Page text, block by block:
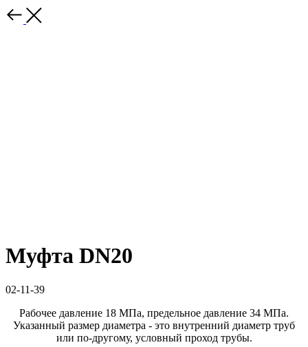
Муфта DN20
02-11-39
Рабочее давление 18 МПа, предельное давление 34 МПа.
Указанный размер диаметра - это внутренний диаметр труб
или по-другому, условный проход трубы.